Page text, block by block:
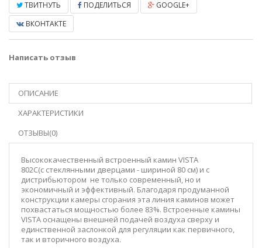
ТВИТНУТЬ ПОДЕЛИТЬСЯ
GOOGLE+
ВКОНТАКТЕ
Написать отзыв
ОПИСАНИЕ
ХАРАКТЕРИСТИКИ
ОТЗЫВЫ(0)
Высококачественный встроенный камин VISTA
802C(с стеклянными дверцами - шириной 80 см) и с
дистрибьютором не только современный, но и
экономичный и эффективный. Благодаря продуманной
конструкции камеры сгорания эта линия каминов может
похвастаться мощностью более 83%. Встроенные камины
VISTA оснащены внешней подачей воздуха сверху и
единственной заслонкой для регуляции как первичного,
так и вторичного воздуха.